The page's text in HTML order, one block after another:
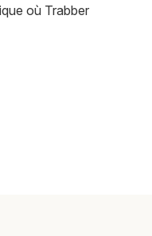
où Trabber